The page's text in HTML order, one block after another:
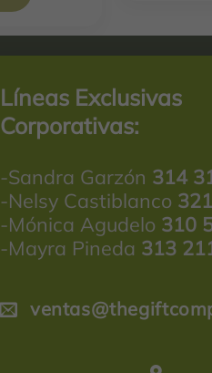
Líneas Exclusivas
Corporativas:
-Sandra Garzón 314
-Nelsy Castiblanco
-Mónica Agudelo 310
-Mayra Pineda 313